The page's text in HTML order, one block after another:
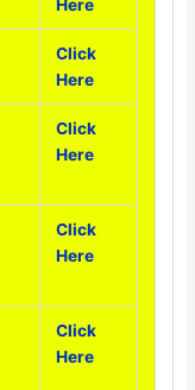
Here
Click
Here
Click
Here
Click
Here
Click
Here